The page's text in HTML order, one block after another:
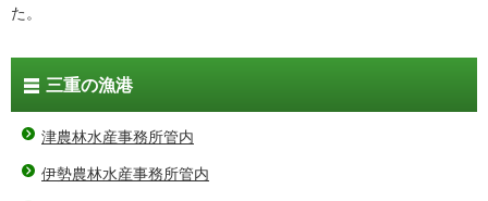
た。
三重の漁港
津農林水産事務所管内
伊勢農林水産事務所管内